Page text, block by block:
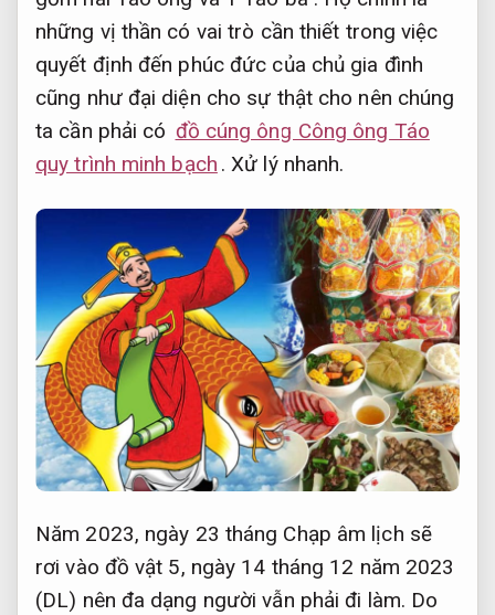
những vị thần có vai trò cần thiết trong việc
quyết định đến phúc đức của chủ gia đình
cũng như đại diện cho sự thật cho nên chúng
ta cần phải có đồ cúng ông Công ông Táo
quy trình minh bạch .Xử lý nhanh.
Năm 2023, ngày 23 tháng Chạp âm lịch sẽ
rơi vào đồ vật 5, ngày 14 tháng 12 năm 2023
(DL) nên đa dạng người vẫn phải đi làm. Do